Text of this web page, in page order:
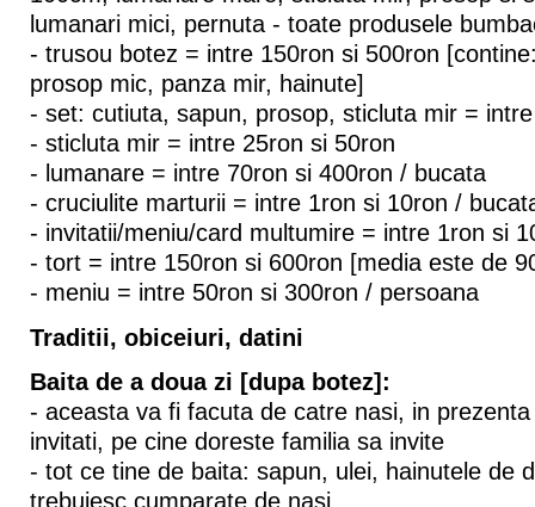
lumanari mici, pernuta - toate produsele
- trusou botez = intre 150ron si 500ron
prosop mic, panza mir, hainute]
- set: cutiuta, sapun, prosop, sticluta mir =
- sticluta mir = intre 25ron si 50ron
- lumanare = intre 70ron si 400ron / bucata
- cruciulite marturii = intre 1ron si 10ron /
- invitatii/meniu/card multumire = intre 1ron si
- tort = intre 150ron si 600ron [media este de
- meniu = intre 50ron si 300ron / persoana
Traditii, obiceiuri, datini
Baita de a doua zi [dupa botez]:
- aceasta va fi facuta de catre nasi, in
invitati, pe cine doreste familia sa invite
- tot ce tine de baita: sapun, ulei, hainutele de
trebuiesc cumparate de nasi